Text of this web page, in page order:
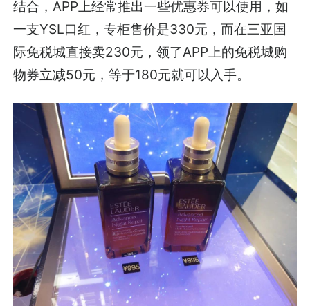
结合，APP上经常推出一些优惠券可以使用，如
一支YSL口红，专柜售价是330元，而在三亚国
际免税城直接卖230元，领了APP上的免税城购
物券立减50元，等于180元就可以入手。